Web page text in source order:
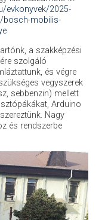
evkonyvek/2025-
bosch-mobilis-
a szakképzési
szolgáló
és végre
vegyszerek
sebbenzin) mellett
Arduino
Nagy
és rendszerbe